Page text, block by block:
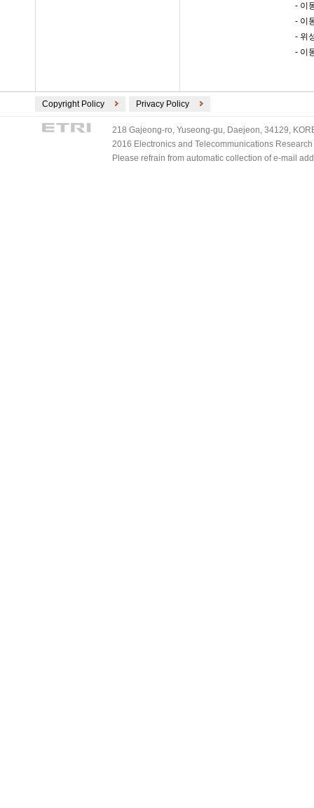
- 이
- 이
- 위
- 이
Copyright Policy Privacy Policy
218 Gajeong-ro, Yuseong-gu, Daejeon, 34129,
2016 Electronics and Telecommunications
Please refrain from automatic collection of e-mail